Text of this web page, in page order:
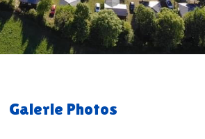
Galerie Photos